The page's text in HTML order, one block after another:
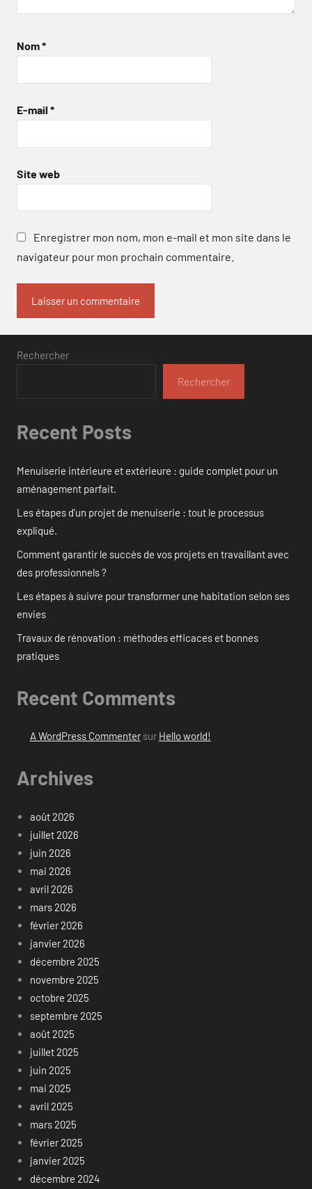
Nom*
E-mail *
Site web
Enregistrer mon nom, mon e-mail et mon site dans le
navigateur pour mon prochain commentaire.
Rechercher
Rechercher
Recent Posts
Menuiserie intérieure et extérieure : guide complet pour un
aménagement parfait.
Les étapes d’un projet de menuiserie : tout le processus
expliqué.
Comment garantir le succès de vos projets en travaillant avec
des professionnels ?
Les étapes à suivre pour transformer une habitation selon ses
envies
Travaux de rénovation : méthodes efficaces et bonnes
pratiques
Recent Comments
A WordPress Commentersur Hello world!
Archives
août 2026
juillet 2026
juin 2026
mai 2026
avril 2026
mars 2026
février 2026
janvier 2026
décembre 2025
novembre 2025
octobre 2025
septembre 2025
août 2025
juillet 2025
juin 2025
mai 2025
avril 2025
mars 2025
février 2025
janvier 2025
décembre 2024